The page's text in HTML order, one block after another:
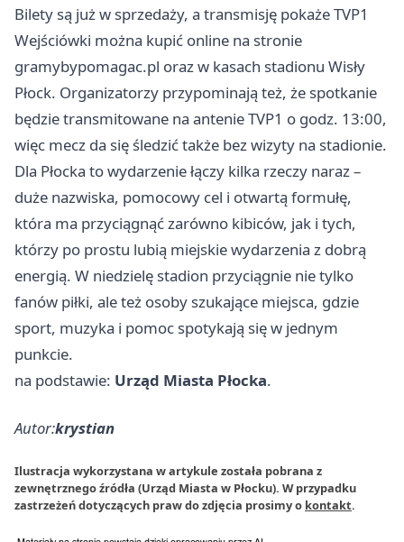
Bilety są już w sprzedaży, a transmisję pokaże TVP1
Wejściówki można kupić online na stronie
gramybypomagac.pl oraz w kasach stadionu Wisły
Płock. Organizatorzy przypominają też, że spotkanie
będzie transmitowane na antenie TVP1 o godz. 13:00,
więc mecz da się śledzić także bez wizyty na stadionie.
Dla Płocka to wydarzenie łączy kilka rzeczy naraz –
duże nazwiska, pomocowy cel i otwartą formułę,
która ma przyciągnąć zarówno kibiców, jak i tych,
którzy po prostu lubią miejskie wydarzenia z dobrą
energią. W niedzielę stadion przyciągnie nie tylko
fanów piłki, ale też osoby szukające miejsca, gdzie
sport, muzyka i pomoc spotykają się w jednym
punkcie.
na podstawie: Urząd Miasta Płocka.
Autor:krystian
Ilustracja wykorzystana w artykule została pobrana z
zewnętrznego źródła (Urząd Miasta w Płocku). W przypadku
zastrzeżeń dotyczących praw do zdjęcia prosimy o kontakt.